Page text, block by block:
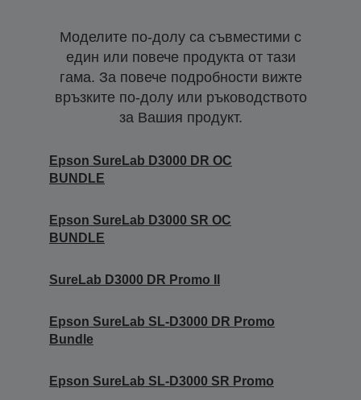
Моделите по-долу са съвместими с
един или повече продукта от тази
гама. За повече подробности вижте
връзките по-долу или ръководството
за Вашия продукт.
Epson SureLab D3000 DR OC
BUNDLE
Epson SureLab D3000 SR OC
BUNDLE
SureLab D3000 DR Promo II
Epson SureLab SL-D3000 DR Promo
Bundle
Epson SureLab SL-D3000 SR Promo